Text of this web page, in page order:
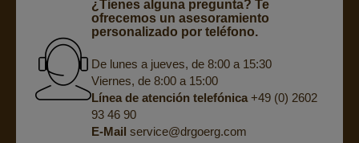
¿Tienes alguna pregunta? Te
ofrecemos un asesoramiento
personalizado por teléfono.
De lunes a jueves, de 8:00 a 15:30
Viernes, de 8:00 a 15:00
Línea de atención telefónica+49 (0) 2602
93 46 90
E-Mail service@drgoerg.com